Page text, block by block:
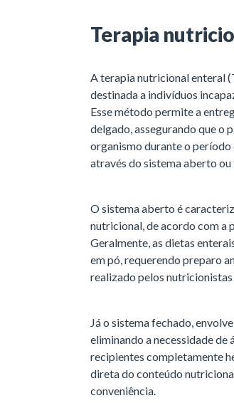
Terapia
A terapia nutricional enteral
destinada a indivíduos
Esse método permite a
delgado, assegurando que o
organismo durante o período
através do sistema aberto ou
O sistema aberto é
nutricional, de acordo com a
Geralmente, as dietas
em pó, requerendo preparo
realizado pelos
Já o sistema fechado,
eliminando a necessidade de
recipientes completamente
direta do conteúdo
conveniência.